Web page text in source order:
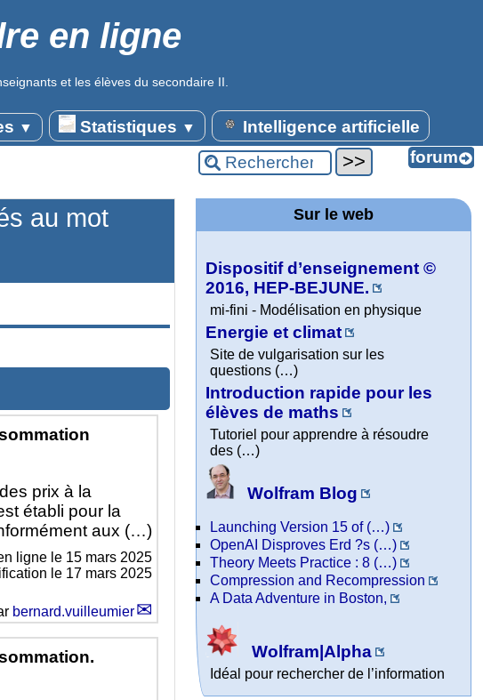
en ligne
et les élèves du secondaire II.
▼ Statistiques ▼ Intelligence artificielle
au mot
prix à la
établi pour la
aux (…)
ligne le 15 mars 2025
le 17 mars 2025
bernard.vuilleumier
Sur le web
Dispositif d’enseignement ©
2016, HEP-BEJUNE.
mi-fini - Modélisation en physique
Energie et climat
Site de vulgarisation sur les
questions (…)
Introduction rapide pour les
élèves de maths
Tutoriel pour apprendre à résoudre
des (…)
Wolfram Blog
Launching Version 15 of (…)
OpenAI Disproves Erd ?s (…)
Theory Meets Practice : 8 (…)
Compression and Recompression
A Data Adventure in Boston,
Wolfram|Alpha
Idéal pour rechercher de l’information